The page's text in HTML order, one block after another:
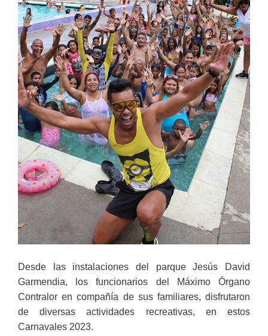
Desde las instalaciones del parque Jesús David
Garmendia, los funcionarios del Máximo Órgano
Contralor en compañía de sus familiares, disfrutaron
de diversas actividades recreativas, en estos
Carnavales 2023.